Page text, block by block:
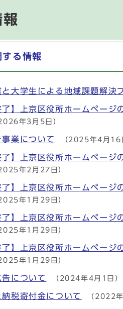
報
する情報
大学生による地域課題解決
了】上京区役所ホームペー
2026年3月5日）
業について （2025年4月16
了】上京区役所ホームペー
2025年2月27日）
了】上京区役所ホームペー
2025年1月29日）
了】上京区役所ホームペー
2025年1月29日）
了】上京区役所ホームペー
2025年1月29日）
について （2024年4月1日）
納税寄付金について （2022